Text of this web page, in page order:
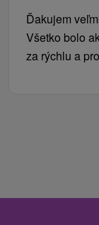
Ďakujem
Všetko bolo
za rýchlu a